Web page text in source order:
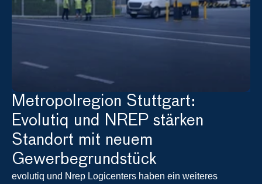
Metropolregion Stuttgart:
Evolutiq und NREP stärken
Standort mit neuem
Gewerbegrundstück
evolutiq und Nrep Logicenters haben ein weiteres